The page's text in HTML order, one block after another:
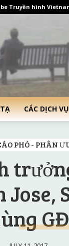
Truyền hình
CÁC DỊCH
PHÓ - PHÂN